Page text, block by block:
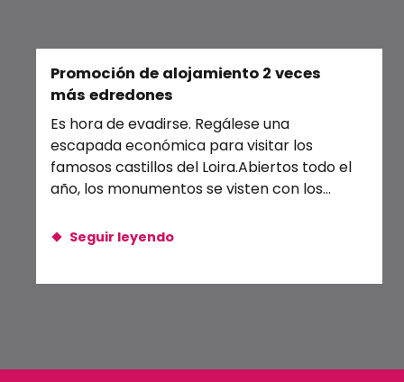
Exposition des Amis des Beaux-Arts
Courts spectacles Renaissance au Château : Phlipot
Exposition : Ombres et lumières
Balade crépusculaire en canoë
Promoción de alojamiento 2 veces
más edredones
Es hora de evadirse. Regálese una
escapada económica para visitar los
famosos castillos del Loira.Abiertos todo el
año, los monumentos se visten con los
Seguir leyendo